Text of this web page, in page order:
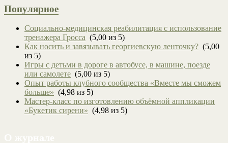
Популярное
Социально-медицинская реабилитация с использование
тренажера Гросса (5,00 из 5)
Как носить и завязывать георгиевскую ленточку? (5,00
из 5)
Игры с детьми в дороге в автобусе, в машине, поезде
или самолете (5,00 из 5)
Опыт работы клубного сообщества «Вместе мы сможем
больше» (4,98 из 5)
Мастер-класс по изготовлению объёмной аппликации
«Букетик сирени» (4,98 из 5)